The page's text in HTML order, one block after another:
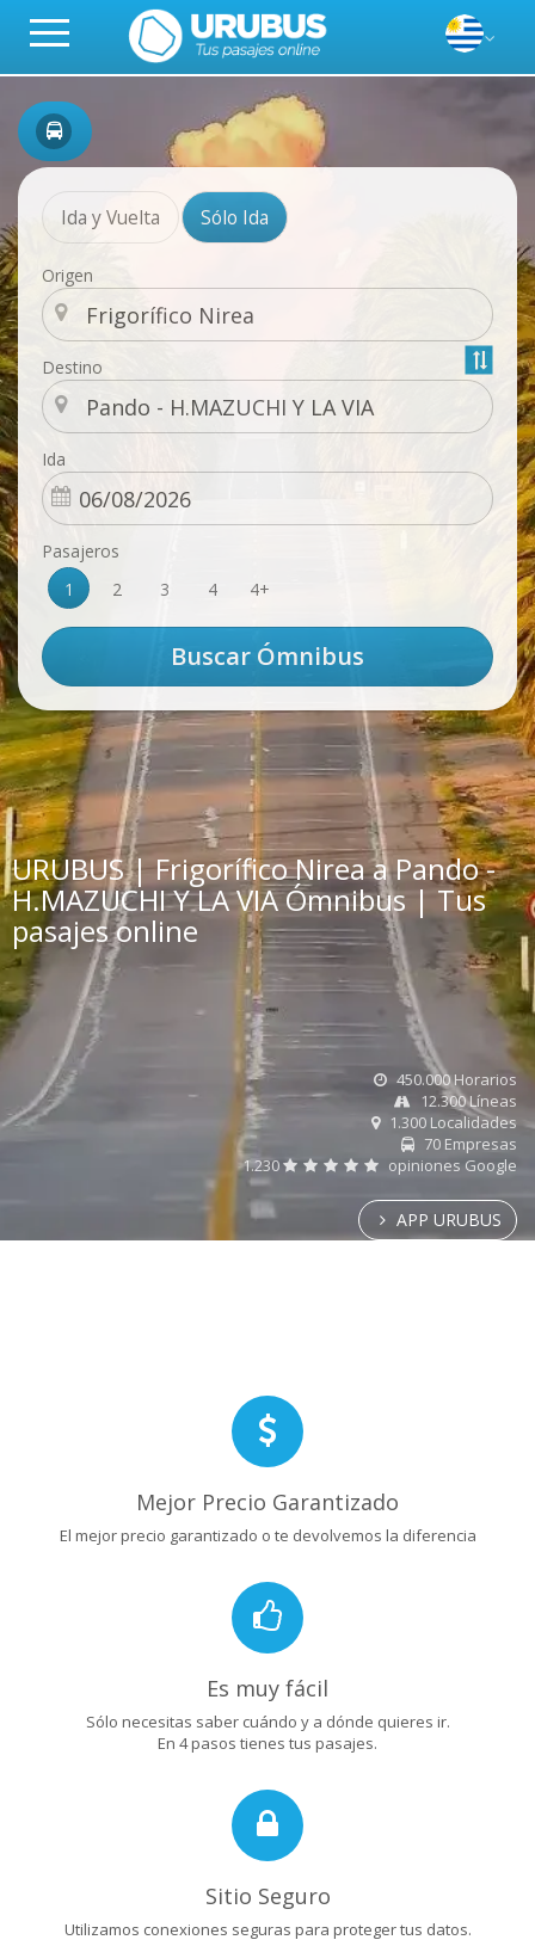
Ida y Vuelta Sólo Ida
Origen
Destino
Ida
Pasajeros
1
2 3 4 4+
URUBUS | Frigorífico Nirea a Pando -
H.MAZUCHI Y LA VIA Ómnibus | Tus
pasajes online
450.000 Horarios
12.300 Líneas
1.300 Localidades
70 Empresas
1.230
opiniones Google
APP URUBUS
Mejor Precio Garantizado
El mejor precio garantizado o te devolvemos la diferencia
Es muy fácil
Sólo necesitas saber cuándo y a dónde quieres ir.
En 4 pasos tienes tus pasajes.
Sitio Seguro
Utilizamos conexiones seguras para proteger tus datos.